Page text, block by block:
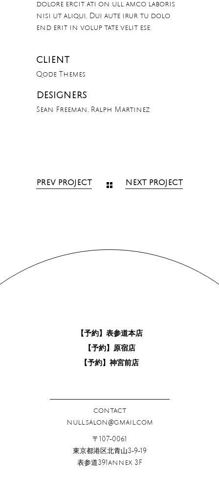
dolore ercit ati on ull amco laboris
nisi ut aliqui. Dui aute irur tu dolo
end erit in volup tate velit ese.
CLIENT
Qode Themes
DESIGNERS
Sean Freeman, Ralph Martinez
PREV PROJECT NEXT PROJECT
【予約】表参道本店
【予約】原宿店
【予約】神宮前店
contact
null.salon@gmail.com
〒107-0061
東京都港区北青山3-9-19
表参道391annex 3F